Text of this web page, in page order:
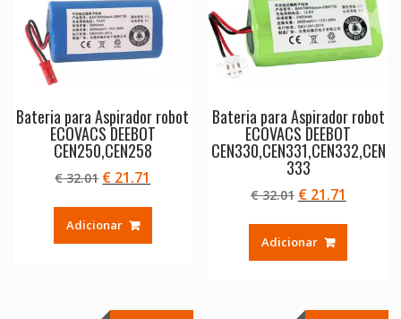
Bateria para Aspirador robot
ECOVACS DEEBOT
CEN250,CEN258
€32.01 O
original
era:
€ 21.71
Adicionar
Bateria para Aspirador robot
ECOVACS DEEBOT
CEN330,CEN331,CEN332,CEN
333
€32.01 O
original
era:
€21.71
Adicionar